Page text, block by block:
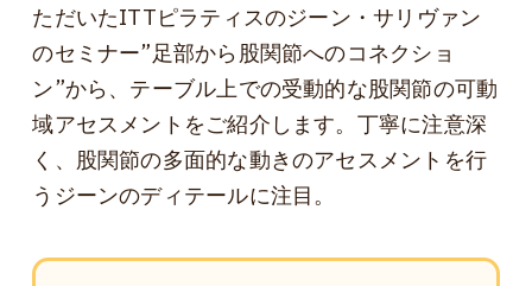
ただいたITTピラティスのジーン・サリヴァン
のセミナー”足部から股関節へのコネクショ
ン”から、テーブル上での受動的な股関節の可動
域アセスメントをご紹介します。丁寧に注意深
く、股関節の多面的な動きのアセスメントを行
うジーンのディテールに注目。